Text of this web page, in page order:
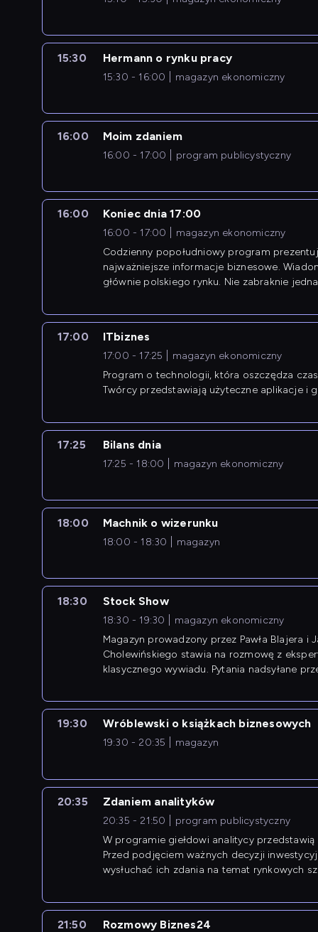
15:30 Hermann o rynku pracy
15:30 - 16:00 magazyn ekonomiczny
16:00 Moim zdaniem
16:00 - 17:00 program publicystyczny
16:00 Koniec dnia 17:00
16:00 - 17:00
magazyn ekonomiczny
Codzienny popołudniowy program
najważniejsze informacje biznesowe.
głównie polskiego rynku. Nie zabraknie
17:00 ITbiznes
17:00 - 17:25
magazyn ekonomiczny
Program o technologii, która oszczędza
Twórcy przedstawiają użyteczne aplikacje i
17:25 Bilans dnia
17:25 - 18:00 magazyn ekonomiczny
18:00 Machnik o wizerunku
18:00 - 18:30 magazyn
18:30 Stock Show
18:30 - 19:30
magazyn ekonomiczny
Magazyn prowadzony przez Pawła Blajera i
Cholewińskiego stawia na rozmowę z
klasycznego wywiadu. Pytania nadsyłane
19:30 Wróblewski o książkach biznesowych
19:30 - 20:35 magazyn
20:35 Zdaniem analityków
20:35 - 21:50
program publicystyczny
W programie giełdowi analitycy
Przed podjęciem ważnych decyzji
wysłuchać ich zdania na temat rynkowych
21:50 Rozmowy Biznes24